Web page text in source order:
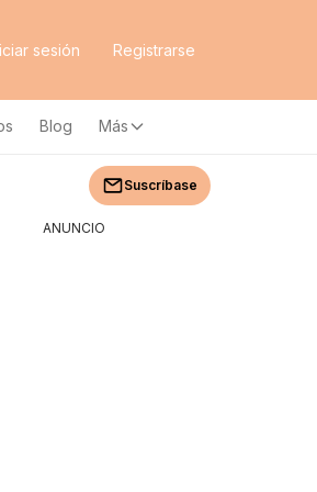
sesión Registrarse
Blog Más
Suscríbase
ANUNCIO